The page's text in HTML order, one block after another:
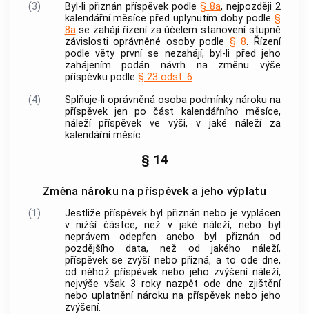
(3)
Byl-li přiznán příspěvek podle § 8a, nejpozději 2
kalendářní měsíce před uplynutím doby podle §
8ase zahájí řízení za účelem stanovení stupně
závislosti oprávněné osoby podle § 8. Řízení
podle věty první se nezahájí, byl-li před jeho
zahájením podán návrh na změnu výše
příspěvku podle § 23 odst. 6.
(4)
Splňuje-li oprávněná osoba podmínky nároku na
příspěvek jen po část kalendářního měsíce,
náleží příspěvek ve výši, v jaké náleží za
kalendářní měsíc.
§ 14
Změna nároku na příspěvek a jeho výplatu
(1)
Jestliže příspěvek byl přiznán nebo je vyplácen
v nižší částce, než v jaké náleží, nebo byl
neprávem odepřen anebo byl přiznán od
pozdějšího data, než od jakého náleží,
příspěvek se zvýší nebo přizná, a to ode dne,
od něhož příspěvek nebo jeho zvýšení náleží,
nejvýše však 3 roky nazpět ode dne zjištění
nebo uplatnění nároku na příspěvek nebo jeho
zvýšení.